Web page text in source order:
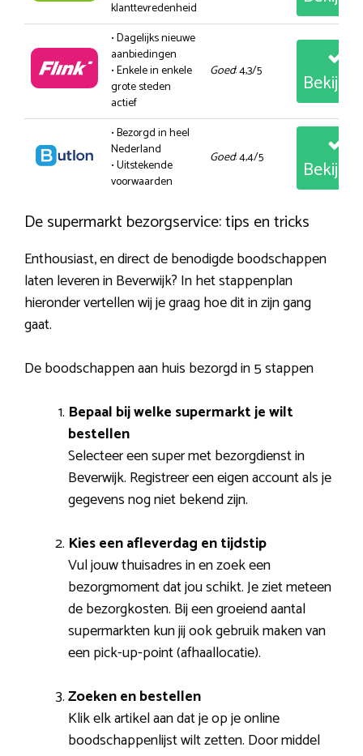
klanttevredenheid
• Dagelijks nieuwe
aanbiedingen
• Enkele in enkele
grote steden
actief
Goed: 4,3/5
• Bezorgd in heel
Nederland
• Uitstekende
voorwaarden
Goed: 4,4/5
De supermarkt bezorgservice: tips en tricks
Enthousiast, en direct de benodigde boodschappen
laten leveren in Beverwijk? In het stappenplan
hieronder vertellen wij je graag hoe dit in zijn gang
gaat.
De boodschappen aan huis bezorgd in 5 stappen
Bepaal bij welke supermarkt je wilt
bestellen
Selecteer een super met bezorgdienst in
Beverwijk. Registreer een eigen account als je
gegevens nog niet bekend zijn.
Kies een afleverdag en tijdstip
Vul jouw thuisadres in en zoek een
bezorgmoment dat jou schikt. Je ziet meteen
de bezorgkosten. Bij een groeiend aantal
supermarkten kun jij ook gebruik maken van
een pick-up-point (afhaallocatie).
Zoeken en bestellen
Klik elk artikel aan dat je op je online
boodschappenlijst wilt zetten. Door middel